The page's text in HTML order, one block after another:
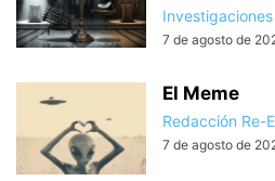
7 de agosto de
El Meme
Redacción Re-
7 de agosto de